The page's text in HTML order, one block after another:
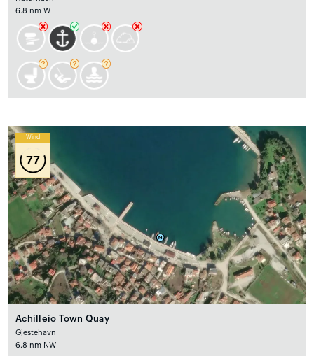
6.8 nm W
Wind
77
Achilleio Town Quay
Gjestehavn
6.8 nm NW